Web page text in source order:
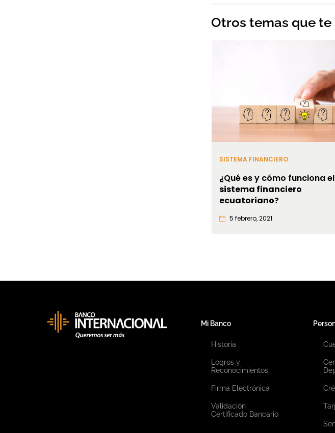
Otros temas que
SISTEMA FINANCIERO
¿Qué es y cómo funciona el
sistema financiero
ecuatoriano?
5 febrero, 2021
Mi Banco
Historia
Logros y
Reconocimientos
Firma Electrónica
Validación
Certificado Bancario